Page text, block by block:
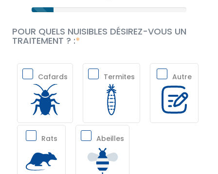
POUR QUELS NUISIBLES DÉSIREZ-VOUS UN
TRAITEMENT ? :
Cafards Termites Autre
Rats Abeilles